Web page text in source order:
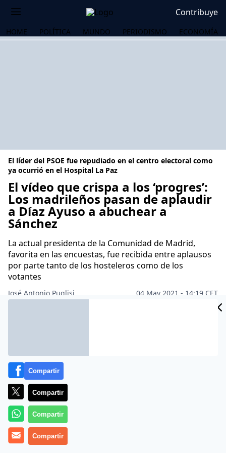
Contribuye
HOME POLÍTICA MUNDO PERIODISMO ECONOMÍA
El líder del PSOE fue repudiado en el centro electoral como
ya ocurrió en el Hospital La Paz
El vídeo que crispa a los ‘progres’:
Los madrileños pasan de aplaudir
a Díaz Ayuso a abuchear a
Sánchez
La actual presidenta de la Comunidad de Madrid,
favorita en las encuestas, fue recibida entre aplausos
por parte tanto de los hosteleros como de los
votantes
José Antonio Puglisi
04 May 2021 - 14:19 CET
PARTIDOS POLÍTICOS
Compartir
Compartir
Compartir
Compartir